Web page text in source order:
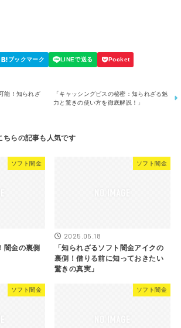
能！知られざ
「キャッシングビスの秘密：知られざる魅
力と驚きの使い方を徹底解説！」
ソフト闇金
闇金の裏側
ソフト闇金
2025.05.18
「知られざるソフト闇金アイクの
裏側！借りる前に知っておきたい
驚きの真実」
ソフト闇金 ソフト闇金